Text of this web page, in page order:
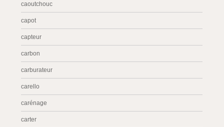
caoutchouc
capot
capteur
carbon
carburateur
carello
carénage
carter